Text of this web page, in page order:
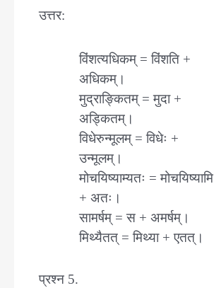
उत्तर:
विंशत्यधिकम् = विंशति +
अधिकम्।
मुद्राङ्कितम् = मुदा +
अड्कितम्।
विधेरुन्मूलम् = विधेः +
उन्मूलम्।
मोचयिष्याम्यतः = मोचयिष्यामि
+ अतः।
सामर्षम् = स + अमर्षम्।
मिथ्यैतत् = मिथ्या + एतत्।
प्रश्न 5.